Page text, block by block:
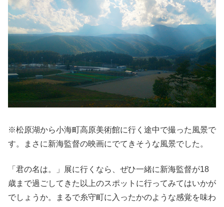
※松原湖から小海町高原美術館に行く途中で撮った風景で
す。まさに新海監督の映画にでてきそうな風景でした。
「君の名は。」展に行くなら、ぜひ一緒に新海監督が18
歳まで過ごしてきた以上のスポットに行ってみてはいかが
でしょうか。まるで糸守町に入ったかのような感覚を味わ